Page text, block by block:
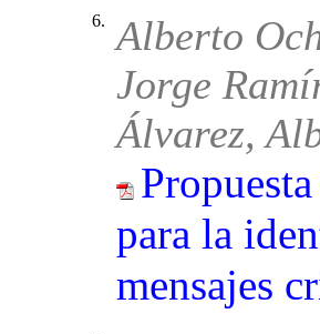
6.
Alberto
Jorge
Álvarez,
para la
mensajes